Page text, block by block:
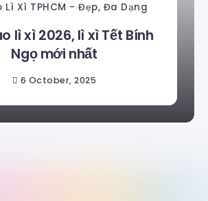
Lì Xì TPHCM - Đẹp, Đa Dạng
lì xì 2026, lì xì Tết Bính
Ngọ mới nhất
6 October, 2025